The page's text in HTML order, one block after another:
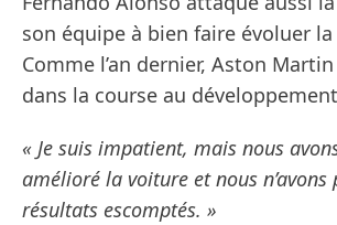
son équipe à bien faire évoluer
Comme l’an dernier, Aston
dans la course au
« Je suis impatient, mais nous
amélioré la voiture et nous n’avons
résultats escomptés. »